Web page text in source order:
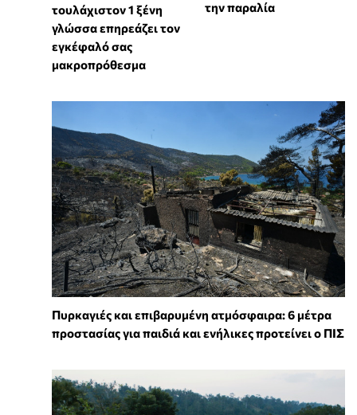
τουλάχιστον 1 ξένη
γλώσσα επηρεάζει τον
εγκέφαλό σας
μακροπρόθεσμα
την παραλία
Πυρκαγιές και επιβαρυμένη ατμόσφαιρα: 6 μέτρα
προστασίας για παιδιά και ενήλικες προτείνει ο ΠΙΣ